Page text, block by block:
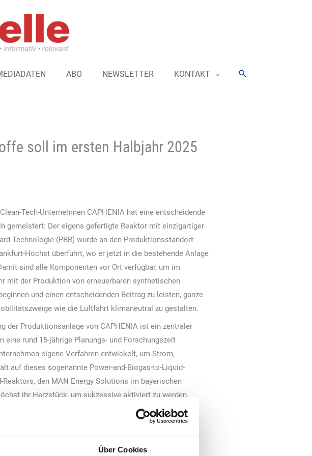
Über Cookies
ABO NEWSLETTER KONTAKT Suchen
soll im ersten Halbjahr 2025
Tech-Unternehmen CAPHENIA hat eine entscheidende
gemeistert: Der eigens gefertigte Reaktor mit einzigartiger
Technologie (PBR) wurde an den Produktionsstandort
Höchst überführt, wo er jetzt in die bestehende Anlage
sind alle Komponenten vor Ort verfügbar, um im
mit der Produktion von erneuerbaren synthetischen
und einen entscheidenden Beitrag zu leisten, ganze
wie die Luftfahrt klimaneutral zu gestalten.
der Produktionsanlage von CAPHENIA ist ein zentraler
eine rund 15-jährige Planungs- und Forschungszeit
eigene Verfahren entwickelt, um Strom,
auf dieses sogenannte Power-and-Biogas-to-Liquid-
den MAN Energy Solutions im bayerischen
ihr Herzstück, um sukzessive aktiviert zu werden.
Kraftstoffen für klimaneutrale Mobilität. Mein
den vielen Dienstleistern und Weggefährten, ohne die
und Gründer von CAPHENIA.